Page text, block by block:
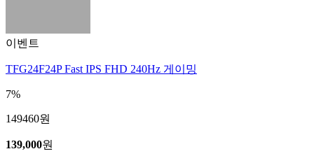
이벤트
TFG24F24P Fast IPS FHD 240Hz 게이밍
7%
149460원
139,000원